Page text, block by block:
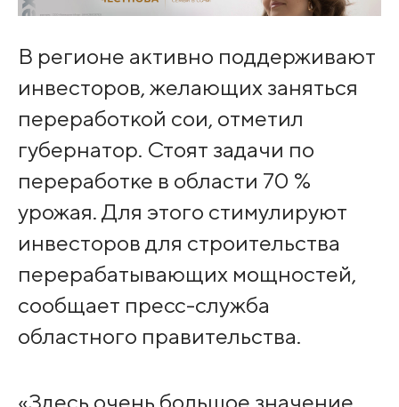
В регионе активно поддерживают
инвесторов, желающих заняться
переработкой сои, отметил
губернатор. Стоят задачи по
переработке в области 70 %
урожая. Для этого стимулируют
инвесторов для строительства
перерабатывающих мощностей,
сообщает пресс-служба
областного правительства.